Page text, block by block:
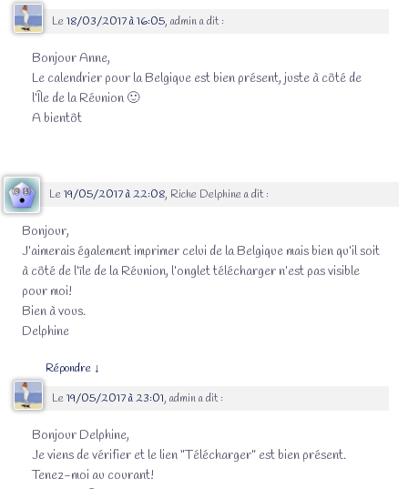
Le18/03/2017 à 16:05, admina dit :
Bonjour Anne,
Le calendrier pour la Belgique est bien présent, juste à côté de
l’Île de la Réunion 🙂
A bientôt
Le19/05/2017 à 22:08, Riche Delphinea dit :
Bonjour,
J’aimerais également imprimer celui de la Belgique mais bien qu’il soit
à côté de l’île de la Réunion, l’onglet télécharger n’est pas visible
pour moi!
Bien à vous.
Delphine
Répondre ↓
Le19/05/2017 à 23:01, admina dit :
Bonjour Delphine,
Je viens de vérifier et le lien “Télécharger” est bien présent.
Tenez-moi au courant!